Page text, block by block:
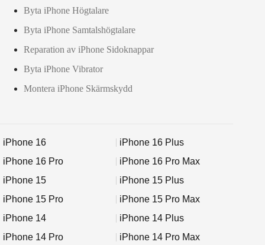
Byta iPhone Högtalare
Byta iPhone Samtalshögtalare
Reparation av iPhone Sidoknappar
Byta iPhone Vibrator
Montera iPhone Skärmskydd
iPhone 16
iPhone 16 Plus
iPhone 16 Pro
iPhone 16 Pro Max
iPhone 15
iPhone 15 Plus
iPhone 15 Pro
iPhone 15 Pro Max
iPhone 14
iPhone 14 Plus
iPhone 14 Pro
iPhone 14 Pro Max